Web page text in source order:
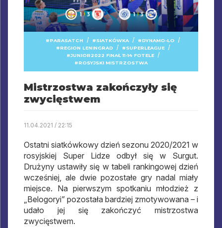
PARASATCH / SIATKÓWKA / DYNAMO-LO /
REGION LENINGRAD / SUPERLEAGUE /
JUNIOR2022 FINAŁ 11-14 FOTELE /
ROSYJSKI MISTRZOSTWA
Mistrzostwa zakończyły się
zwycięstwem
11.04.2021 / 22:15
Ostatni siatkówkowy dzień sezonu 2020/2021 w
rosyjskiej Super Lidze odbył się w Surgut.
Drużyny ustawiły się w tabeli rankingowej dzień
wcześniej, ale dwie pozostałe gry nadal miały
miejsce. Na pierwszym spotkaniu młodzież z
„Belogoryi” pozostała bardziej zmotywowana – i
udało jej się zakończyć mistrzostwa
zwycięstwem.